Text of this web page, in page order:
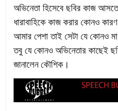
অভিনেতা হিসেবে ছবির কাজ
ধারাবাহিকে কাজ করার কোনও
আমার পেশা তাই সেটা যে কোনও
তবু যে কোনও অভিনেতার কাছেই
জানালেন কৌশিক।